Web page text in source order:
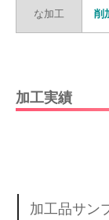
な加工
削
加工実績
加工品サン